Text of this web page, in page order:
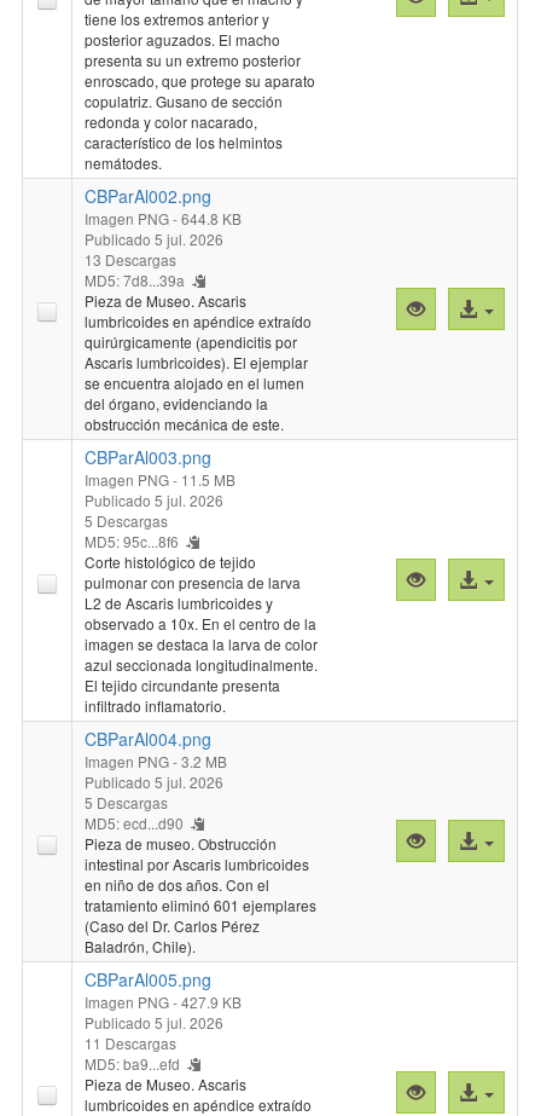
tiene los extremos anterior y
posterior aguzados. El macho
presenta su un extremo posterior
enroscado, que protege su aparato
copulatriz. Gusano de sección
redonda y color nacarado,
característico de los helmintos
nemátodes.
previaal
CBParAl002.png
Imagen PNG- 644.8 KB
Publicado 5 jul. 2026
13 Descargas
MD5: 7d8...39a
Pieza de Museo. Ascaris
lumbricoides en apéndice extraído
quirúrgicamente (apendicitis por
Ascaris lumbricoides). El ejemplar
se encuentra alojado en el lumen
del órgano, evidenciando la
obstrucción mecánica de este.
Vista
previa
Acceso
al
CBParAl003.png
Imagen PNG- 11.5 MB
Publicado 5 jul. 2026
5 Descargas
MD5: 95c...8f6
Corte histológico de tejido
pulmonar con presencia de larva
L2 de Ascaris lumbricoides y
observado a 10x. En el centro de la
imagen se destaca la larva de color
azul seccionada longitudinalmente.
El tejido circundante presenta
infiltrado inflamatorio.
Vista
previa
Acceso
al
CBParAl004.png
Imagen PNG- 3.2 MB
Publicado 5 jul. 2026
5 Descargas
MD5: ecd...d90
Pieza de museo. Obstrucción
intestinal por Ascaris lumbricoides
en niño de dos años. Con el
tratamiento eliminó 601 ejemplares
(Caso del Dr. Carlos Pérez
Baladrón, Chile).
Vista
previa
Acceso
al
CBParAl005.png
Imagen PNG- 427.9 KB
Publicado 5 jul. 2026
11 Descargas
MD5: ba9...efd
Pieza de Museo. Ascaris
lumbricoides en apéndice extraído
Vista Acceso